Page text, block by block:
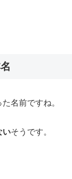
名前ですね。
いそうです。